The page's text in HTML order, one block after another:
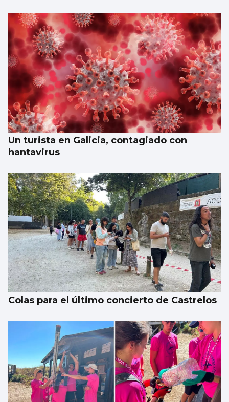
El Vaticano cerró el año 2025 con un
patrimonio neto de 2.686 millones
Un turista en Galicia, contagiado con
hantavirus
Colas para el último concierto de Castrelos